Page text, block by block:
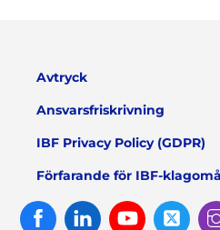
Avtryck
Ansvarsfriskrivning
IBF Privacy Policy (GDPR)
Förfarande för IBF-
FacebookLinked
In
Youtube